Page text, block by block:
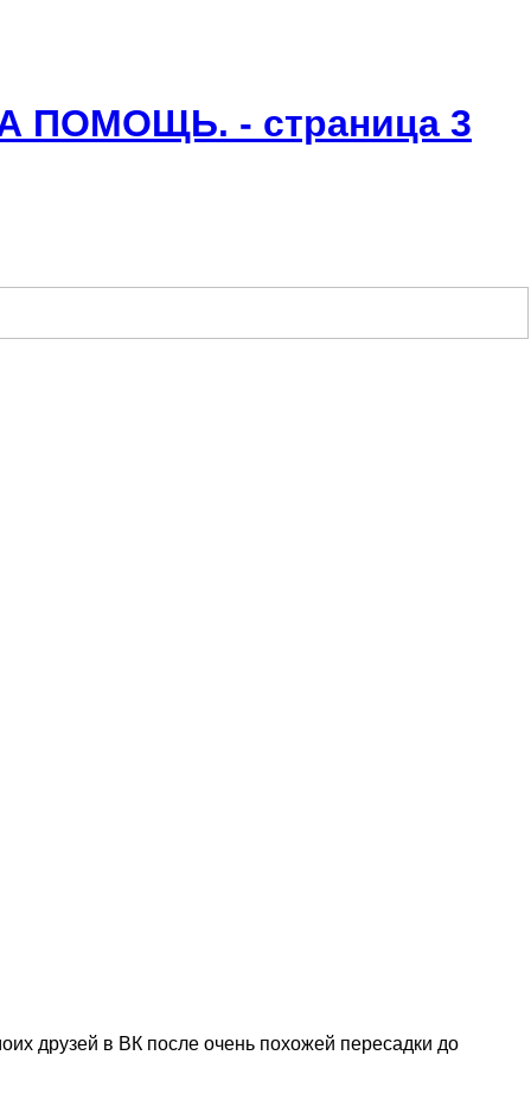
- страница 3
друзей в ВК после очень похожей пересадки до